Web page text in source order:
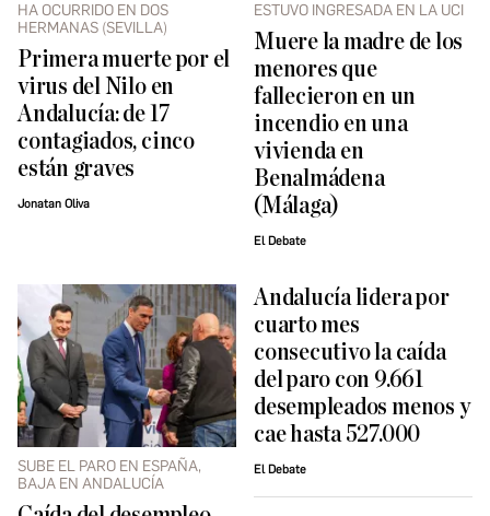
HA OCURRIDO EN DOS
HERMANAS (SEVILLA)
Primera muerte por el
virus del Nilo en
Andalucía: de 17
contagiados, cinco
están graves
Jonatan Oliva
ESTUVO INGRESADA EN LA UCI
Muere la madre de los
menores que
fallecieron en un
incendio en una
vivienda en
Benalmádena
(Málaga)
El Debate
SUBE EL PARO EN ESPAÑA,
BAJA EN ANDALUCÍA
Andalucía lidera por
cuarto mes
consecutivo la caída
del paro con 9.661
desempleados menos y
cae hasta 527.000
El Debate